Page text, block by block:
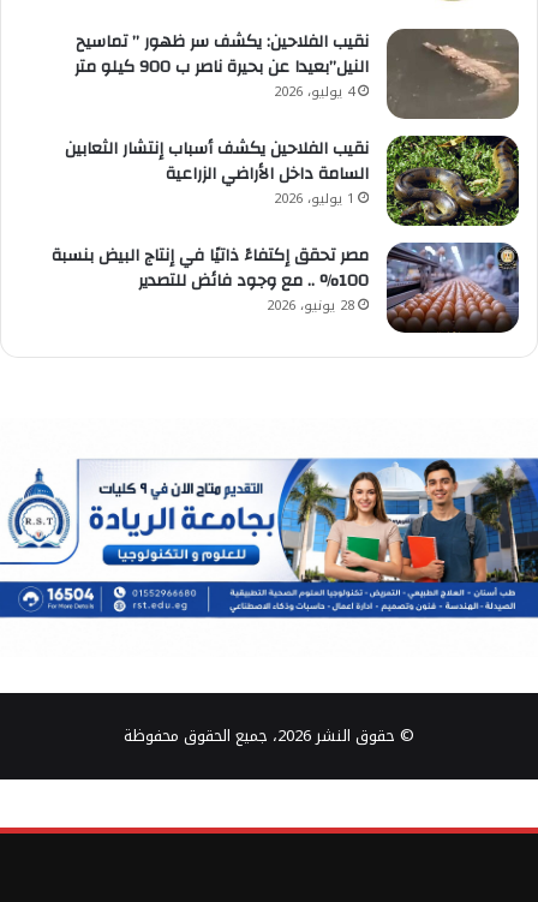
نقيب الفلاحين: يكشف سر ظهور ” تماسيح
النيل”بعيدا عن بحيرة ناصر ب 900 كيلو متر
4 يوليو، 2026
نقيب الفلاحين يكشف أسباب إنتشار الثعابين
السامة داخل الأراضي الزراعية
1 يوليو، 2026
مصر تحقق إكتفاءً ذاتيًا في إنتاج البيض بنسبة
100% .. مع وجود فائض للتصدير
28 يونيو، 2026
© حقوق النشر 2026، جميع الحقوق محفوظة